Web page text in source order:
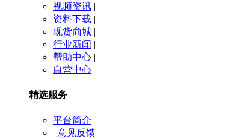
视频资讯 |
资料下载 |
现货商城 |
行业新闻 |
帮助中心 |
自营中心
精选服务
平台简介
| 意见反馈